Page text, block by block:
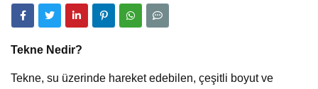
Tekne Nedir?
Tekne, su üzerinde hareket edebilen, çeşitli boyut ve